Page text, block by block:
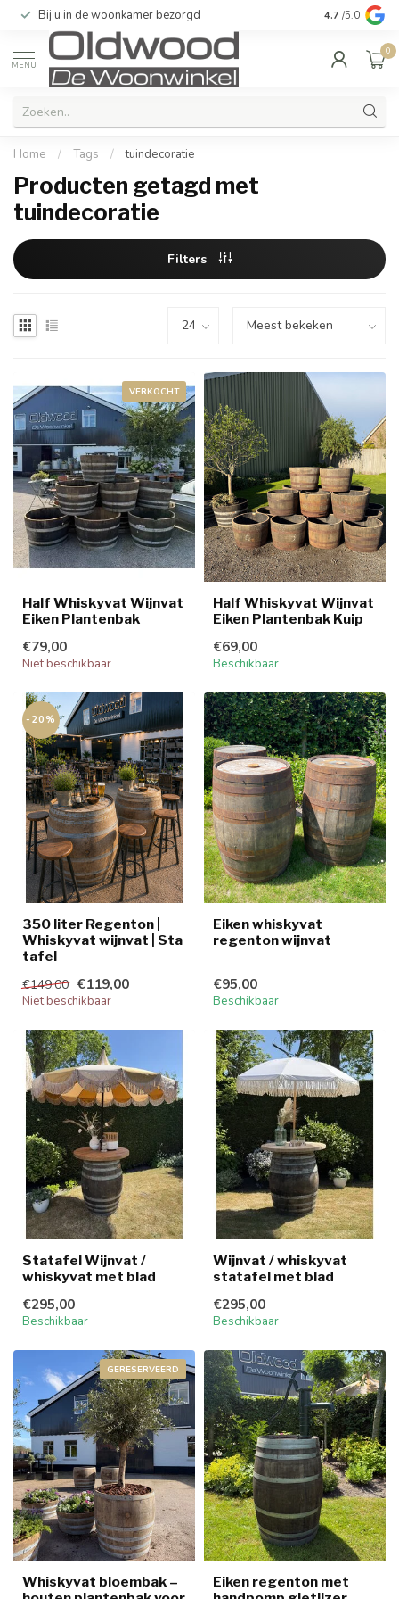
Bij u in de woonkamer bezorgd Kwaliteit &
4.7 /5.0
MENU
0
Home / Tags / tuindecoratie
Producten getagd met
tuindecoratie
Filters
VERKOCHT
Half Whiskyvat Wijnvat
Eiken Plantenbak
€79,00
Niet beschikbaar
Half Whiskyvat Wijnvat
Eiken Plantenbak Kuip
€69,00
Beschikbaar
-20%
350 liter Regenton |
Whiskyvat wijnvat | Sta
tafel
€149,00 €119,00
Niet beschikbaar
Eiken whiskyvat
regenton wijnvat
€95,00
Beschikbaar
Statafel Wijnvat /
whiskyvat met blad
€295,00
Beschikbaar
Wijnvat / whiskyvat
statafel met blad
€295,00
Beschikbaar
GERESERVEERD
Whiskyvat bloembak –
Eiken regenton met